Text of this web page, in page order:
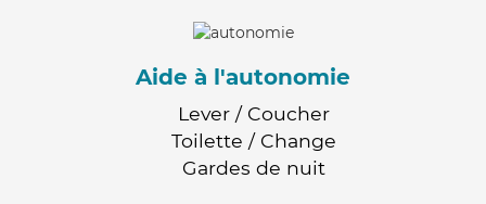
Aide à l'autonomie
Lever / Coucher
Toilette / Change
Gardes de nuit